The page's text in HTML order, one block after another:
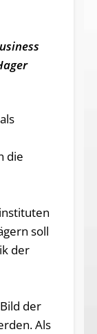
die
soll
der
der
Als